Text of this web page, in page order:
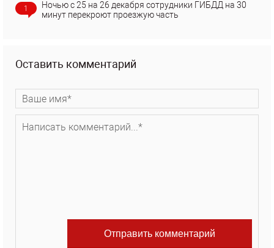
1
Ночью с 25 на 26 декабря сотрудники ГИБДД на 30
минут перекроют проезжую часть
Оставить комментарий